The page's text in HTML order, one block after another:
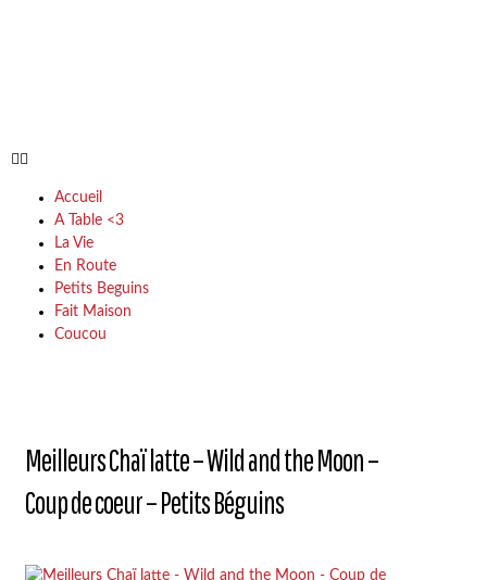
Accueil
A Table <3
La Vie
En Route
Petits Beguins
Fait Maison
Coucou
Meilleurs Chaï latte – Wild and the Moon –
Coup de coeur – Petits Béguins